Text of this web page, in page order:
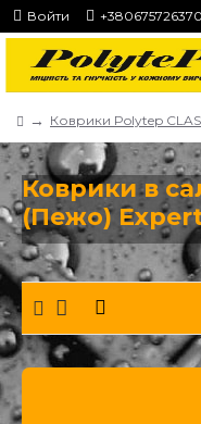
Войти +380675726370
Коврики Polytep
Коврики в
(Пежо)